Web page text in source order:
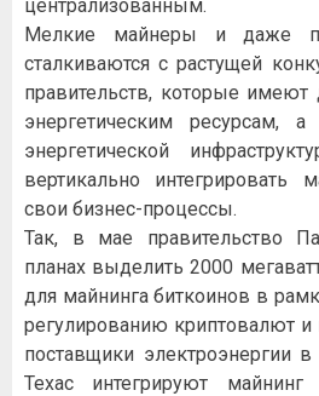
централизованным.
Мелкие майнеры и даже
сталкиваются с растущей
правительств, которые имеют
энергетическим ресурсам,
энергетической
вертикально интегрировать
свои бизнес-процессы.
Так, в мае правительство
планах выделить 2000
для майнинга биткоинов в
регулированию криптовалют
поставщики электроэнергии
Техас интегрируют